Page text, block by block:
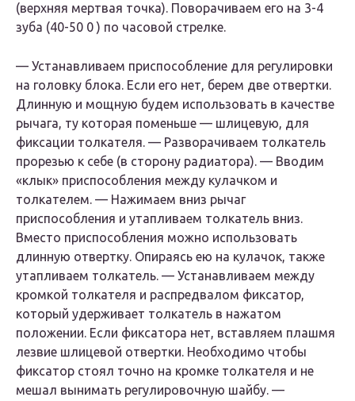
(верхняя мертвая точка). Поворачиваем его на 3-4
зуба (40-50 0 ) по часовой стрелке.
— Устанавливаем приспособление для регулировки
на головку блока. Если его нет, берем две отвертки.
Длинную и мощную будем использовать в качестве
рычага, ту которая поменьше — шлицевую, для
фиксации толкателя. — Разворачиваем толкатель
прорезью к себе (в сторону радиатора). — Вводим
«клык» приспособления между кулачком и
толкателем. — Нажимаем вниз рычаг
приспособления и утапливаем толкатель вниз.
Вместо приспособления можно использовать
длинную отвертку. Опираясь ею на кулачок, также
утапливаем толкатель. — Устанавливаем между
кромкой толкателя и распредвалом фиксатор,
который удерживает толкатель в нажатом
положении. Если фиксатора нет, вставляем плашмя
лезвие шлицевой отвертки. Необходимо чтобы
фиксатор стоял точно на кромке толкателя и не
мешал вынимать регулировочную шайбу. —